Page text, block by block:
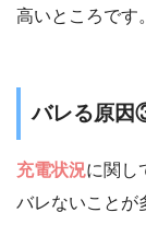
高いところです。
バレる原因
充電状況に関し
バレないことが